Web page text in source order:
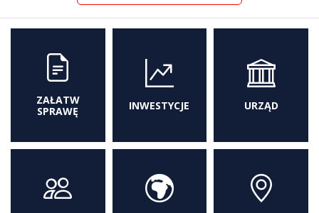
ZAŁATW
SPRAWĘ
INWESTYCJE URZĄD